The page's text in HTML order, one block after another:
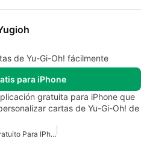
de Yu-Gi-Oh! fácilmente
para iPhone
gratuita para iPhone que
cartas de Yu-Gi-Oh! de
Creador De Tarjetas Gratuito Para IPhone